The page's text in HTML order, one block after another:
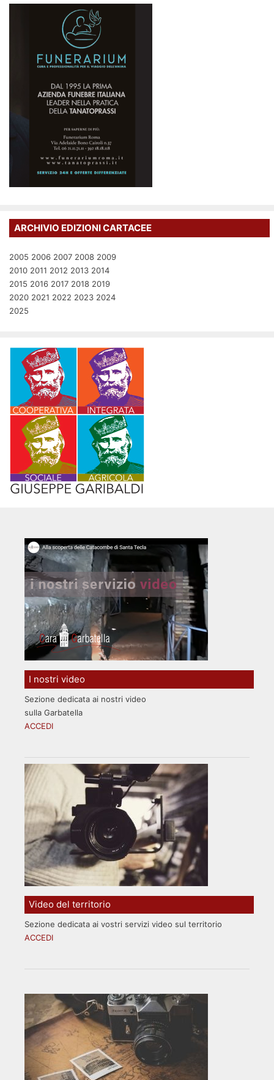
ARCHIVIO EDIZIONI CARTACEE
2005 2006 2007 2008 2009
2010 2011 2012 2013 2014
2015 2016 2017 2018 2019
2020 2021 2022 2023 2024
2025
I nostri video
Sezione dedicata ai nostri video
sulla Garbatella
ACCEDI
Video del territorio
Sezione dedicata ai vostri servizi video sul territorio
ACCEDI